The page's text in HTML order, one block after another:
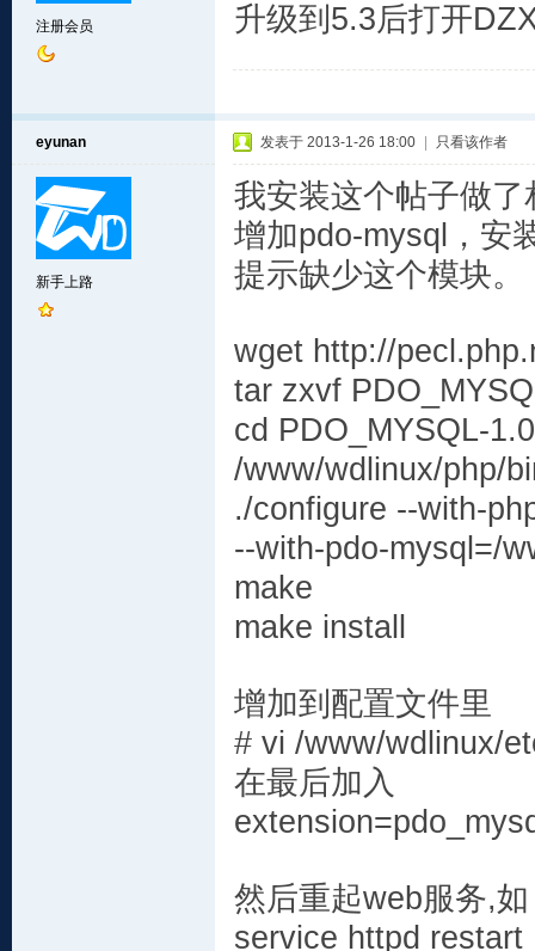
注册会员
升级到5.3后打开
eyunan
新手上路
发表于 2013-1-26 18:00 只看该作者
我安装这个帖子做
增加pdo-mysql，安
提示缺少这个模块。
wget http://
tar zxvf
cd PDO_MYSQL-
/www/wdlinux/php/
./configure --with-
--with-pdo-mysql=/
make
make install
增加到配置文件里
# vi /www/wdlinux/
在最后加入
然后重起web服务,如
service httpd restart